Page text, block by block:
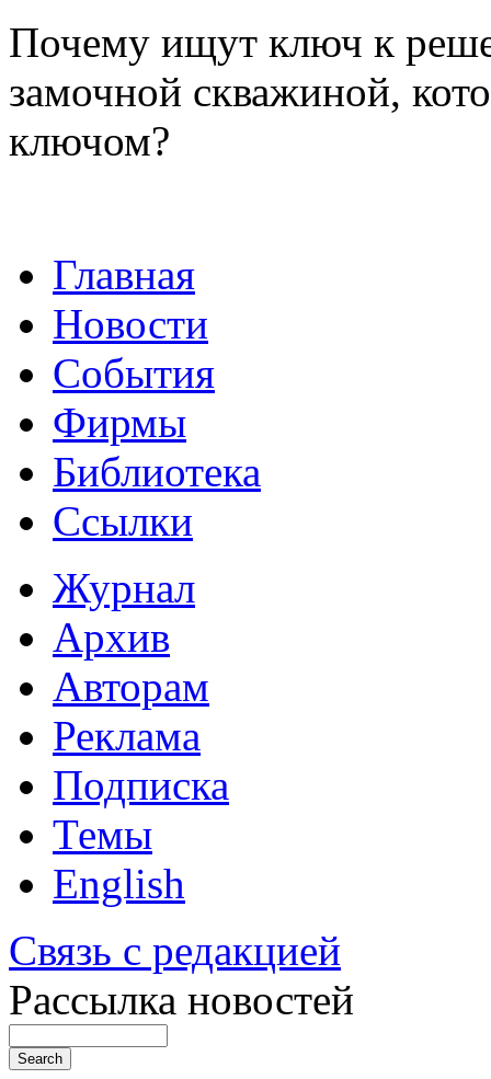
Почему ищут ключ к
замочной скважиной,
ключом?
Главная
Новости
События
Фирмы
Библиотека
Ссылки
Журнал
Архив
Авторам
Реклама
Подписка
Темы
English
Связь с редакцией
Рассылка новостей